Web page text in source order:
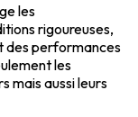
les
rigoureuses,
des performances
les
mais aussi leurs